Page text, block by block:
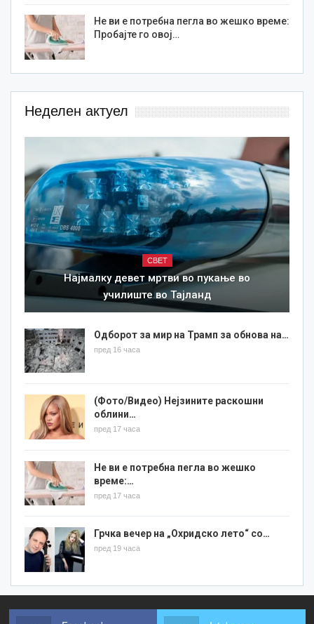
Не ви е потребна пегла во жешко време:
Пробајте го овој…
Неделен актуел
СВЕТ
Најмалку девет мртви во пукање во
училиште во Тајланд
Одборот за мир на Трамп за обнова на…
пред 16 часа
(Фото/Видео) Нејзините раскошни
облини…
пред 17 часа
Не ви е потребна пегла во жешко
време:…
пред 17 часа
Грчка вечер на „Охридско лето“ со…
пред 19 часа